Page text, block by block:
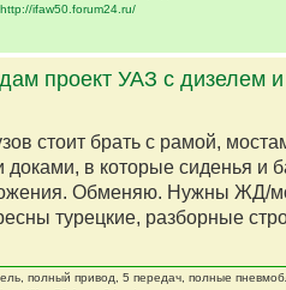
http://ifaw50.forum24.ru/
проект УАЗ с дизелем
стоит брать с рамой,
доками, в которые сиденья и
Обменяю. Нужны ЖД/
турецкие, разборные
полный привод, 5 передач, полные